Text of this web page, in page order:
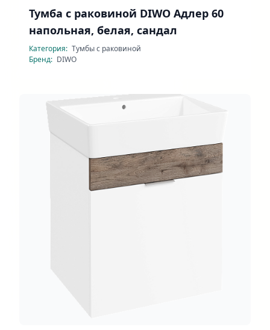
Тумба с раковиной DIWO Адлер 60
напольная, белая, сандал
Категория: Тумбы с раковиной
Бренд: DIWO